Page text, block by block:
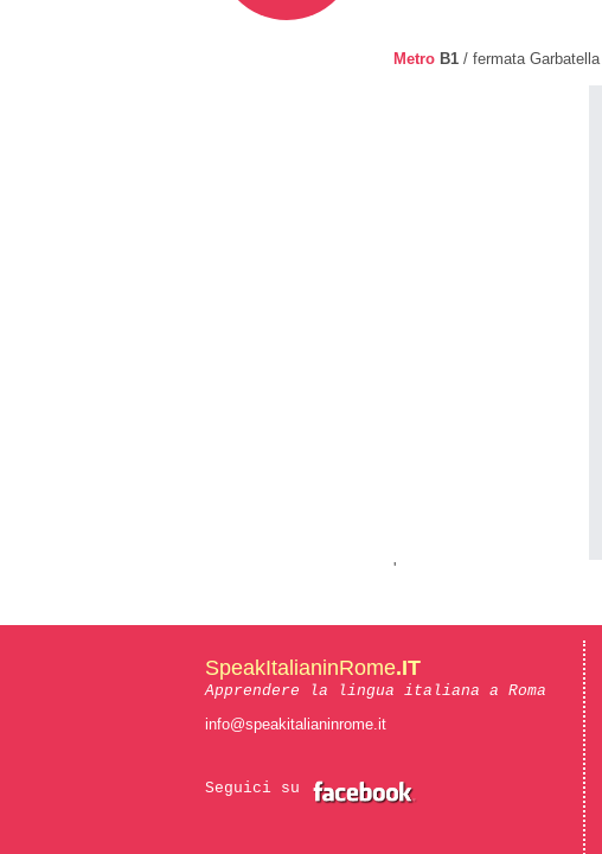
Metro B1 / fermata Garbatella
'
SpeakItalianinRome.IT
Apprendere la lingua italiana a Roma
info@speakitalianinrome.it
Seguici su